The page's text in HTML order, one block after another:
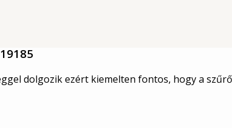
dolgozik ezért kiemelten fontos, hogy a